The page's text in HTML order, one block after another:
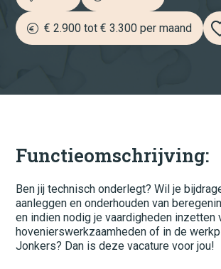
€ 2.900 tot € 3.300 per maand
Functieomschrijving:
Ben jij technisch onderlegt? Wil je
aanleggen en onderhouden van
en indien nodig je vaardigheden inzetten
hovenierswerkzaamheden of in de
Jonkers? Dan is deze vacature voor jou!
category
Bouw
Fietswinkel
Financieel